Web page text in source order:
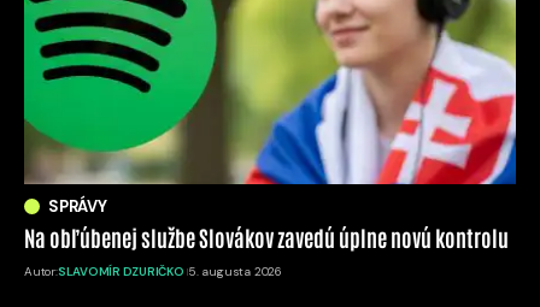
SPRÁVY
Na obľúbenej službe Slovákov zavedú úplne novú kontrolu
Autor:SLAVOMÍR DZURIČKO 5. augusta 2026